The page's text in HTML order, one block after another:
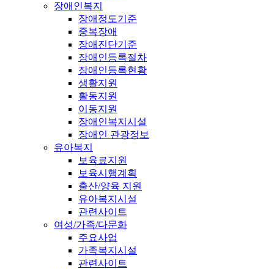
장애인복지
장애정도기준
중복장애
장애진단기준
장애인등록절차
장애인등록현황
생활지원
활동지원
이동지원
장애인복지시설
장애인 관광정보
유아복지
보육료지원
보육시행계획
출산/양육 지원
유아복지시설
관련사이트
여성/가족/다문화
주요사업
가족복지시설
관련사이트